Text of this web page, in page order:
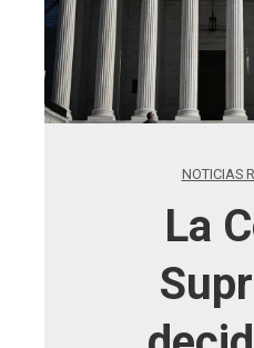
NOTICIAS
La